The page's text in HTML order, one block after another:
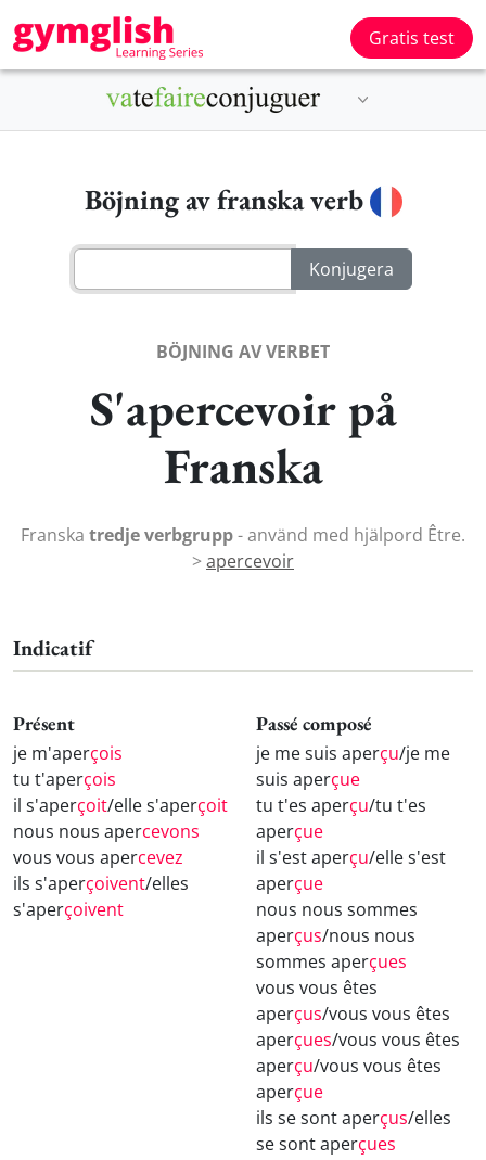
Gratis test
Böjning av franska verb
BÖJNING AV VERBET
S'apercevoir på
Franska
Franska tredje verbgrupp- använd med hjälpord Être.
>apercevoir
Indicatif
Présent
je m'aperçois
tu t'aperçois
il s'aperçoit/elle s'aperçoit
nous nous apercevons
vous vous apercevez
ils s'aperçoivent/elles
s'aperçoivent
Passé composé
je me suis aperçu/je me
suis aperçue
tu t'es aperçu/tu t'es
aperçue
il s'est aperçu/elle s'est
aperçue
nous nous sommes
aperçus/nous nous
sommes aperçues
vous vous êtes
aperçus/vous vous êtes
aperçues/vous vous êtes
aperçu/vous vous êtes
aperçue
ils se sont aperçus/elles
se sont aperçues